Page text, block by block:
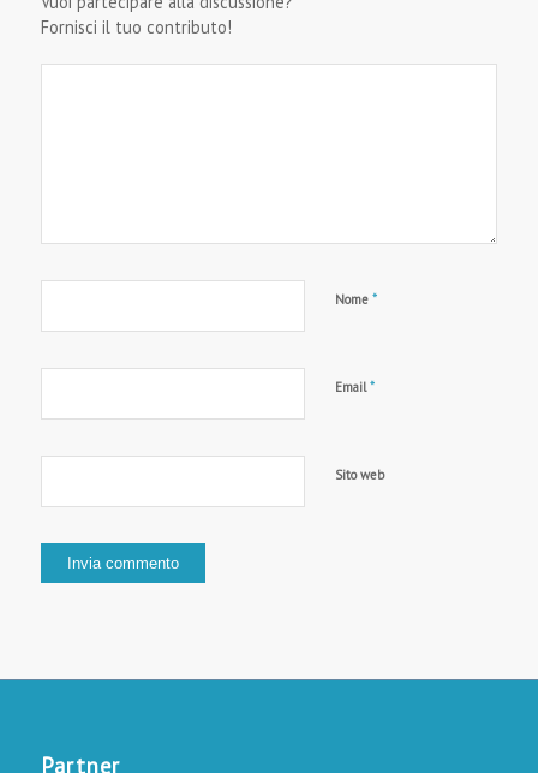
Fornisci il tuo contributo!
Nome *
Email*
Sito web
Partner